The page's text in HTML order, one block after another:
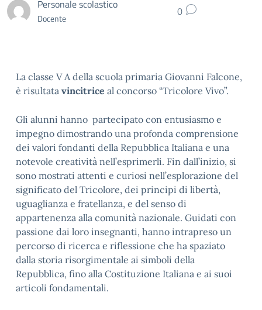
Personale scolastico
Docente 0
La classe V A della scuola primaria Giovanni Falcone,
è risultata vincitrice al concorso “Tricolore Vivo”.
Gli alunni hanno partecipato con entusiasmo e
impegno dimostrando una profonda comprensione
dei valori fondanti della Repubblica Italiana e una
notevole creatività nell’esprimerli. Fin dall’inizio, si
sono mostrati attenti e curiosi nell’esplorazione del
significato del Tricolore, dei principi di libertà,
uguaglianza e fratellanza, e del senso di
appartenenza alla comunità nazionale. Guidati con
passione dai loro insegnanti, hanno intrapreso un
percorso di ricerca e riflessione che ha spaziato
dalla storia risorgimentale ai simboli della
Repubblica, fino alla Costituzione Italiana e ai suoi
articoli fondamentali.